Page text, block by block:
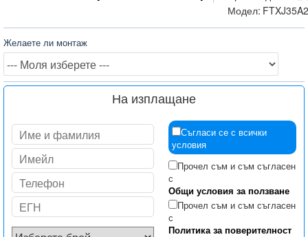
Модел:
Желаете ли монтаж
На изплащане
Съгласи се с всички
условия
Прочел съм и съм съгласен
с
Общи условия за ползване
Прочел съм и съм съгласен
с
Политика за поверителност